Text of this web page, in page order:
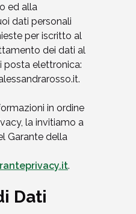
ed alla
dati personali
per iscritto al
dei dati al
posta elettronica:
in ordine
la invitiamo a
Garante della
.
Dati